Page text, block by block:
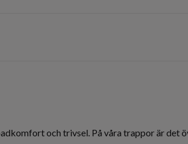
och trivsel. På våra trappor är det